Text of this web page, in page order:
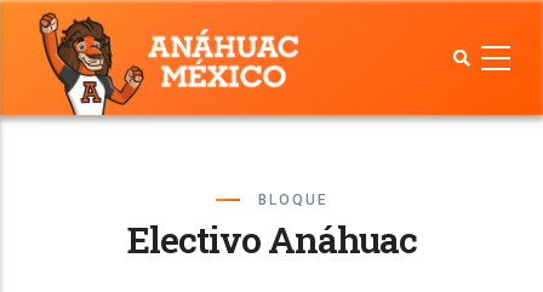
Pasar
contenido
principal
BLOQUE
Electivo Anáhuac